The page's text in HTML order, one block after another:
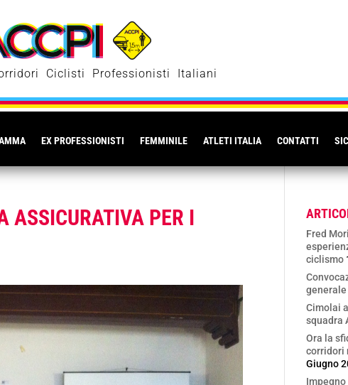
Ciclisti Professionisti Italiani
EX PROFESSIONISTI FEMMINILE ATLETI ITALIA CONTATTI
ASSICURATIVA PER I
Fred
ciclismo
generale
Cimolai
squadra
Ora la
corridori
Giugno